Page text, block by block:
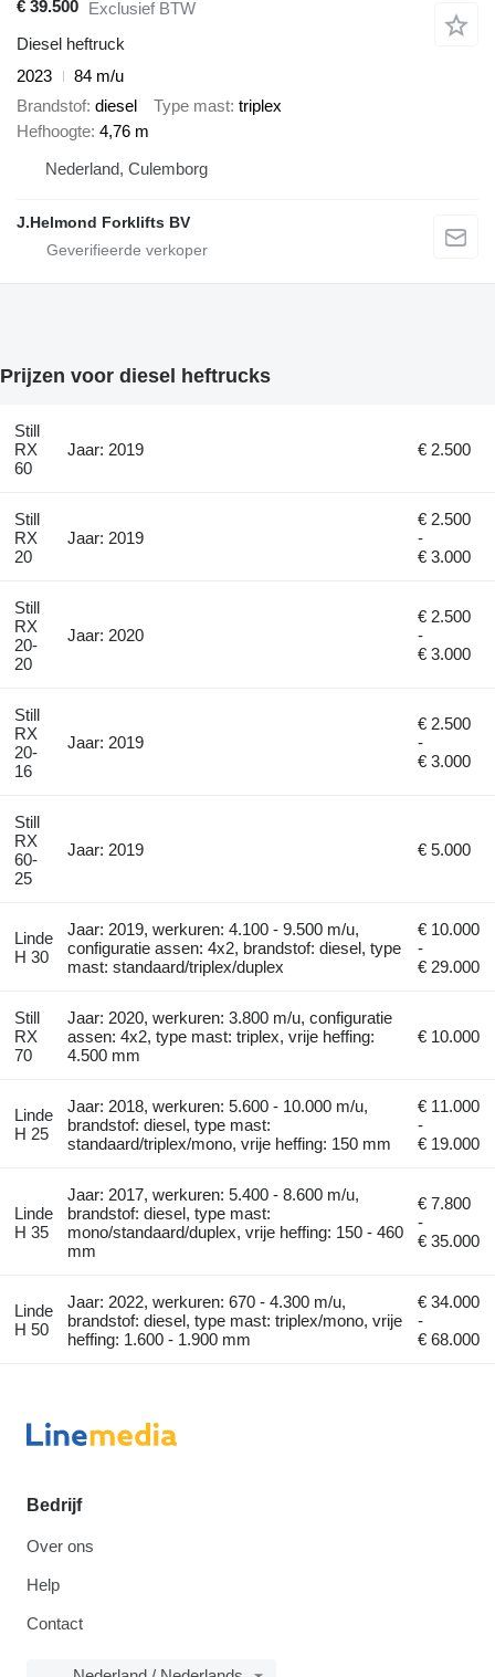
€ 39.500 Exclusief BTW
Diesel heftruck
2023
84 m/u
Brandstof diesel Type mast triplex
Hefhoogte 4,76 m
Nederland, Culemborg
J.Helmond Forklifts BV
Prijzen voor diesel heftrucks
Still
RX
60
Jaar: 2019 € 2.500
Still
RX
20
Jaar: 2019
€ 2.500
-
€ 3.000
Still
RX
20-
20
Jaar: 2020
€ 2.500
-
€ 3.000
Still
RX
20-
16
Jaar: 2019
€ 2.500
-
€ 3.000
Still
RX
60-
25
Jaar: 2019 € 5.000
Linde
H 30
Jaar: 2019, werkuren: 4.100 - 9.500 m/u,
configuratie assen: 4x2, brandstof: diesel, type
mast: standaard/triplex/duplex
€ 10.000
-
€ 29.000
Still
RX
70
Jaar: 2020, werkuren: 3.800 m/u, configuratie
assen: 4x2, type mast: triplex, vrije heffing:
4.500 mm
€ 10.000
Linde
H 25
Jaar: 2018, werkuren: 5.600 - 10.000 m/u,
brandstof: diesel, type mast:
standaard/triplex/mono, vrije heffing: 150 mm
€ 11.000
-
€ 19.000
Linde
H 35
Jaar: 2017, werkuren: 5.400 - 8.600 m/u,
brandstof: diesel, type mast:
mono/standaard/duplex, vrije heffing: 150 - 460
mm
€ 7.800
-
€ 35.000
Linde
H 50
Jaar: 2022, werkuren: 670 - 4.300 m/u,
brandstof: diesel, type mast: triplex/mono, vrije
heffing: 1.600 - 1.900 mm
€ 34.000
-
€ 68.000
Bedrijf
Over ons
Help
Contact